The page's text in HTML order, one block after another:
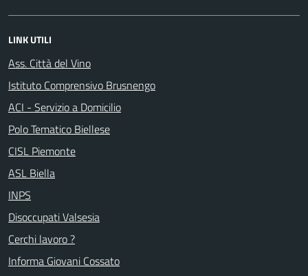
LINK UTILI
Ass. Città del Vino
Istituto Comprensivo Brusnengo
ACI - Servizio a Domicilio
Polo Tematico Biellese
CISL Piemonte
ASL Biella
INPS
Disoccupati Valsesia
Cerchi lavoro ?
Informa Giovani Cossato